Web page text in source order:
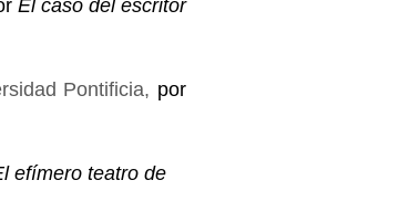
El caso del escritor
Pontificia, por
efímero teatro de